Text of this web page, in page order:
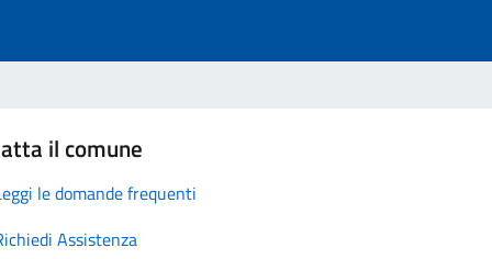
il comune
le domande frequenti
Assistenza